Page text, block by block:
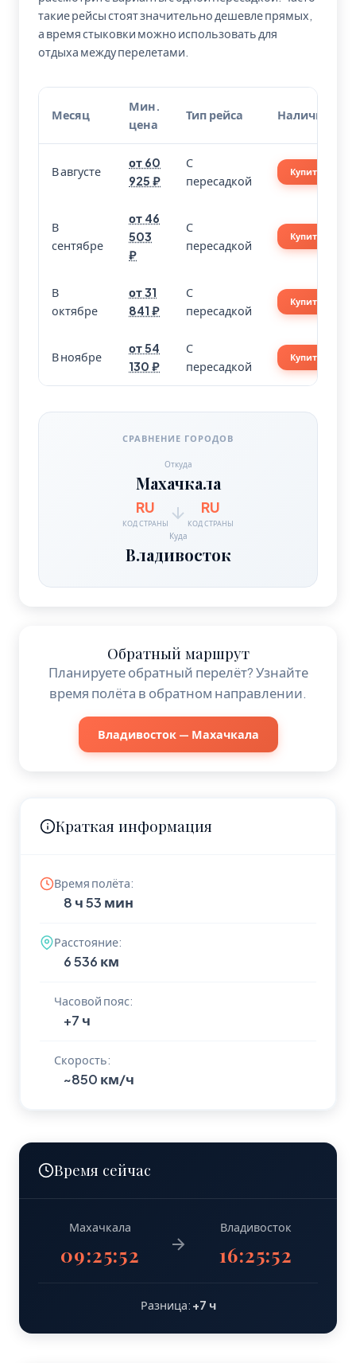
такие рейсы стоят значительно дешевле прямых,
а время стыковки можно использовать для
отдыха между перелетами.
Месяц
Мин.
цена
Тип рейса Наличие
В августе
от 60
925 ₽
С
пересадкой
Купить
В
сентябре
от 46
503
₽
С
пересадкой
Купить
В
октябре
от 31
841 ₽
С
пересадкой
Купить
В ноябре
от 54
130 ₽
С
пересадкой
Купить
СРАВНЕНИЕ ГОРОДОВ
Откуда
Махачкала
RU
КОД СТРАНЫ
RU
КОД СТРАНЫ
Куда
Владивосток
Обратный маршрут
Планируете обратный перелёт? Узнайте
время полёта в обратном направлении.
Владивосток — Махачкала
Краткая информация
Время полёта:
8 ч 53 мин
Расстояние:
6 536 км
Часовой пояс:
+7 ч
Скорость:
~850 км/ч
Время сейчас
Махачкала
09:25:53
Владивосток
16:25:53
Разница: +7 ч